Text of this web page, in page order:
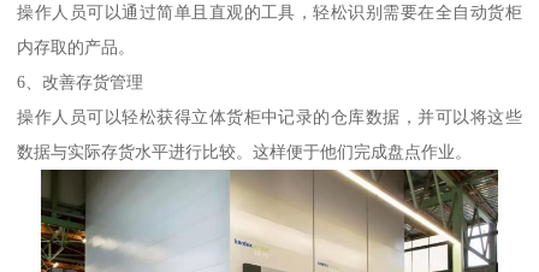
操作人员可以通过简单且直观的工具，轻松识别需要在全自动货柜
内存取的产品。
6、改善存货管理
操作人员可以轻松获得立体货柜中记录的仓库数据，并可以将这些
数据与实际存货水平进行比较。这样便于他们完成盘点作业。